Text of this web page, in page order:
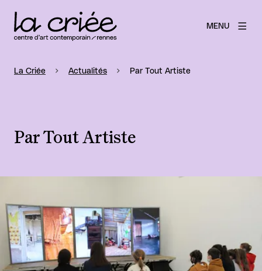
MENU
La Criée Actualités Par Tout Artiste
Par Tout Artiste